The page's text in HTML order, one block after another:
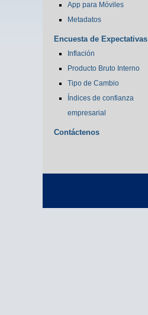
App para Móviles
Metadatos
Encuesta de Expectativas
Inflación
Producto Bruto Interno
Tipo de Cambio
Índices de confianza
empresarial
Contáctenos